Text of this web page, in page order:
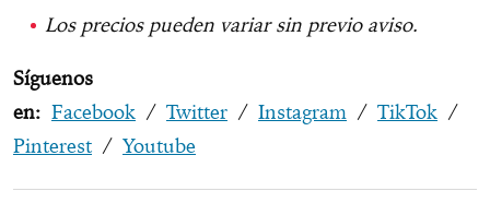
Los precios pueden variar sin previo aviso.
Síguenos
en: Facebook / Twitter / Instagram / TikTok /
Pinterest / Youtube